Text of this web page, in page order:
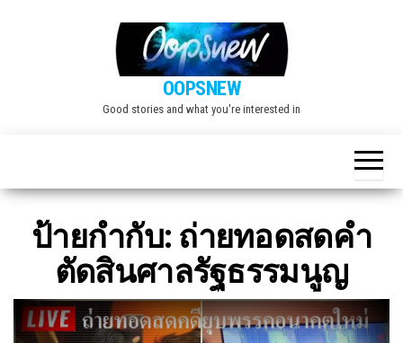
OOPSNEW
Good stories and what you're interested in
ป้ายกำกับ: ถ่ายทอดสดคำ
ตัดสินศาลรัฐธรรมนูญ